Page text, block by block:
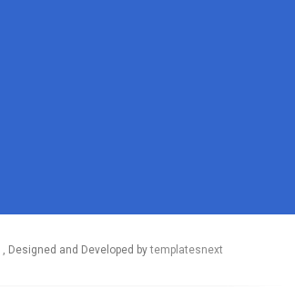
, Designed and Developed bytemplatesnext